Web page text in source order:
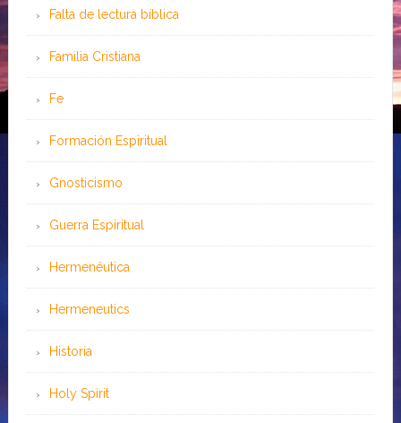
Falta de lectura bíblica
Familia Cristiana
Fe
Formación Espiritual
Gnosticismo
Guerra Espiritual
Hermenéutica
Hermeneutics
Historia
Holy Spirit